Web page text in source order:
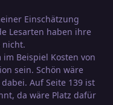
Einschätzung
Lesarten haben ihre
nicht.
Beispiel Kosten von
sein. Schön wäre
Auf Seite 139 ist
da wäre Platz dafür